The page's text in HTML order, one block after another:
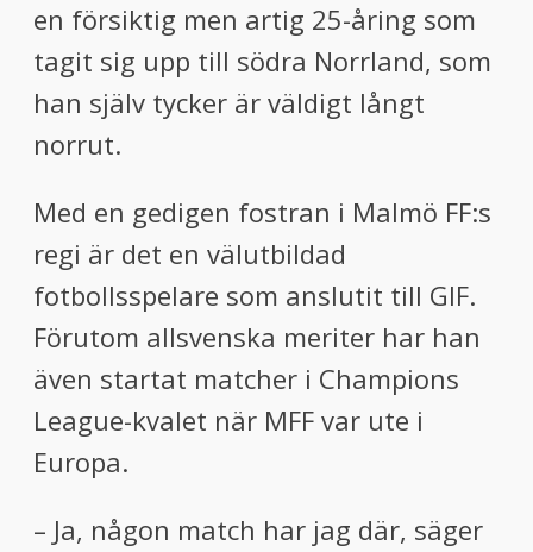
en försiktig men artig 25-åring som
tagit sig upp till södra Norrland, som
han själv tycker är väldigt långt
norrut.
Med en gedigen fostran i Malmö FF:s
regi är det en välutbildad
fotbollsspelare som anslutit till GIF.
Förutom allsvenska meriter har han
även startat matcher i Champions
League-kvalet när MFF var ute i
Europa.
– Ja, någon match har jag där, säger